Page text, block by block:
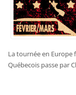
La tournée en
Québecois passe par